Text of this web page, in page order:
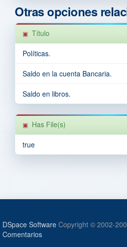
Otras opciones
Título
Políticas.
Saldo en la cuenta Bancaria.
Saldo en libros.
Has File(s)
true
DSpace Software Copyright © 2002-
Comentarios